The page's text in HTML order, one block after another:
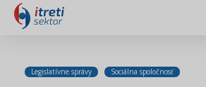
Legislatívne správy Sociálna spoločnosť